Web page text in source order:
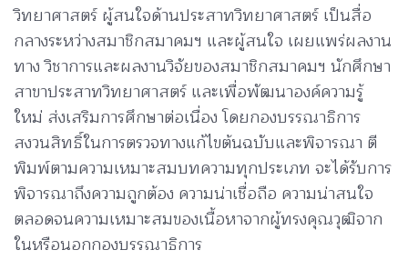
วิทยาศาสตร์ ผู้สนใจด้านประสาทวิทยาศาสตร์ เป็นสื่อ
กลางระหว่างสมาชิกสมาคมฯ และผู้สนใจ เผยแพร่ผลงาน
ทาง วิชาการและผลงานวิจัยของสมาชิกสมาคมฯ นักศึกษา
สาขาประสาทวิทยาศาสตร์ และเพื่อพัฒนาองค์ความรู้
ใหม่ ส่งเสริมการศึกษาต่อเนื่อง โดยกองบรรณาธิการ
สงวนสิทธิ์ในการตรวจทางแก้ไขต้นฉบับและพิจารณา ตี
พิมพ์ตามความเหมาะสมบทความทุกประเภท จะได้รับการ
พิจารณาถึงความถูกต้อง ความน่าเชื่อถือ ความน่าสนใจ
ตลอดจนความเหมาะสมของเนื้อหาจากผู้ทรงคุณวุฒิจาก
ในหรือนอกกองบรรณาธิการ